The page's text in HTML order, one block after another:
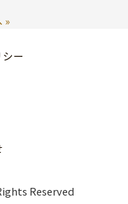
»
ー
Reserved